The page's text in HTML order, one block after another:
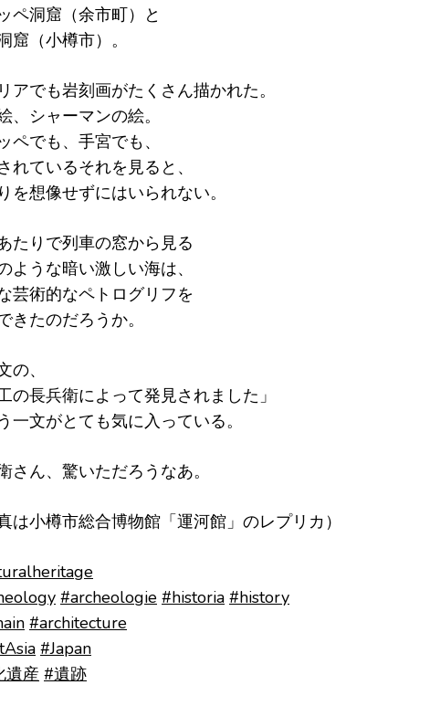
ペ洞窟（余市町）と
窟（小樽市）。
アでも岩刻画がたくさん描かれた。
、シャーマンの絵。
ペでも、手宮でも、
れているそれを見ると、
を想像せずにはいられない。
たりで列車の窓から見る
ような暗い激しい海は、
芸術的なペトログリフを
きたのだろうか。
の、
の長兵衛によって発見されました」
一文がとても気に入っている。
さん、驚いただろうなあ。
真は小樽市総合博物館「運河館」のレプリカ）
#archeologie #historia #history
#architecture
#Japan
遺産 #遺跡